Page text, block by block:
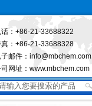
话：+86-21-33688322
真：+86-21-33688328
子邮件：info@mbchem.com
网址：www.mbchem.com